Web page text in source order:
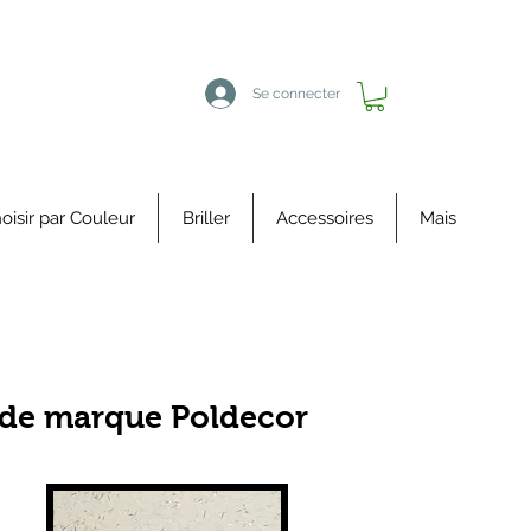
Se connecter
par Couleur Briller Accessoires Mais
marque Poldecor